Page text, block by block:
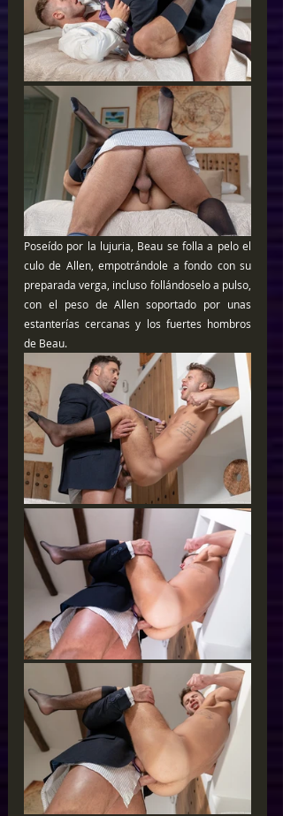
Poseído por la lujuria, Beau se folla a pelo el
culo de Allen, empotrándole a fondo con su
preparada verga, incluso follándoselo a pulso,
con el peso de Allen soportado por unas
estanterías cercanas y los fuertes hombros
de Beau.